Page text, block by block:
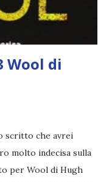
Wool di
scritto che avrei
molto indecisa sulla
per Wool di Hugh